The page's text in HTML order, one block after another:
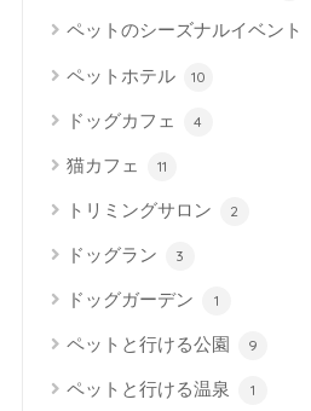
ペットのシーズナルイベント
ペットホテル 10
ドッグカフェ 4
猫カフェ 11
トリミングサロン 2
ドッグラン 3
ドッグガーデン 1
ペットと行ける公園 9
ペットと行ける温泉 1